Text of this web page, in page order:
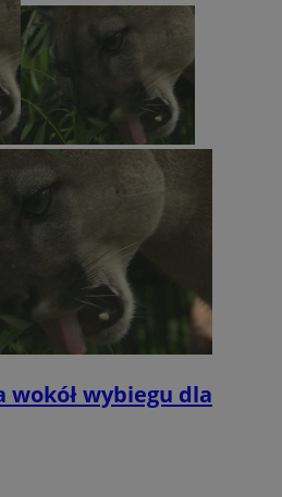
wybiegu dla